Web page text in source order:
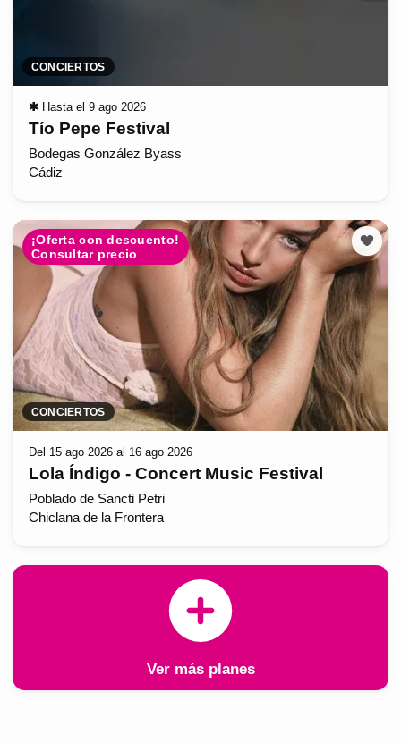
CONCIERTOS
✱ Hasta el 9 ago 2026
Tío Pepe Festival
Bodegas González Byass
Cádiz
¡Oferta con descuento!
Consultar precio
CONCIERTOS
Del 15 ago 2026 al 16 ago 2026
Lola Índigo - Concert Music Festival
Poblado de Sancti Petri
Chiclana de la Frontera
Ver más planes